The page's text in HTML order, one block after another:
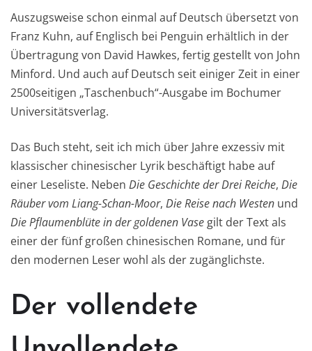
Auszugsweise schon einmal auf Deutsch übersetzt von
Franz Kuhn, auf Englisch bei Penguin erhältlich in der
Übertragung von David Hawkes, fertig gestellt von John
Minford. Und auch auf Deutsch seit einiger Zeit in einer
2500seitigen „Taschenbuch“-Ausgabe im Bochumer
Universitätsverlag.
Das Buch steht, seit ich mich über Jahre exzessiv mit
klassischer chinesischer Lyrik beschäftigt habe auf
einer Leseliste. Neben Die Geschichte der Drei Reiche, Die
Räuber vom Liang-Schan-Moor, Die Reise nach Westen und
Die Pflaumenblüte in der goldenen Vase gilt der Text als
einer der fünf großen chinesischen Romane, und für
den modernen Leser wohl als der zugänglichste.
Der vollendete